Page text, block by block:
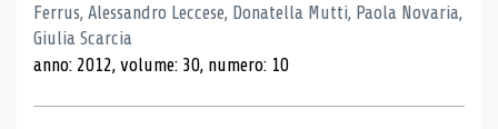
Ferrus, Alessandro Leccese, Donatella Mutti, Paola Novaria,
Giulia Scarcia
anno: 2012, volume: 30, numero: 10